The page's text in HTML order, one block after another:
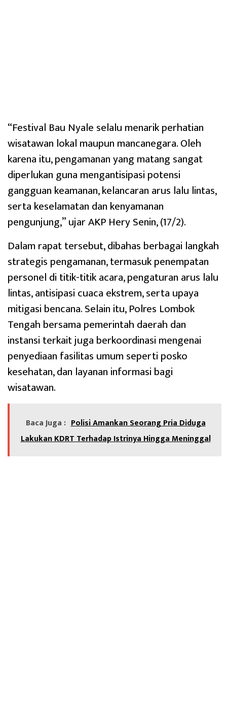
“Festival Bau Nyale selalu menarik perhatian
wisatawan lokal maupun mancanegara. Oleh
karena itu, pengamanan yang matang sangat
diperlukan guna mengantisipasi potensi
gangguan keamanan, kelancaran arus lalu lintas,
serta keselamatan dan kenyamanan
pengunjung,” ujar AKP Hery Senin, (17/2).
Dalam rapat tersebut, dibahas berbagai langkah
strategis pengamanan, termasuk penempatan
personel di titik-titik acara, pengaturan arus lalu
lintas, antisipasi cuaca ekstrem, serta upaya
mitigasi bencana. Selain itu, Polres Lombok
Tengah bersama pemerintah daerah dan
instansi terkait juga berkoordinasi mengenai
penyediaan fasilitas umum seperti posko
kesehatan, dan layanan informasi bagi
wisatawan.
Baca Juga : Polisi Amankan Seorang Pria Diduga
Lakukan KDRT Terhadap Istrinya Hingga Meninggal